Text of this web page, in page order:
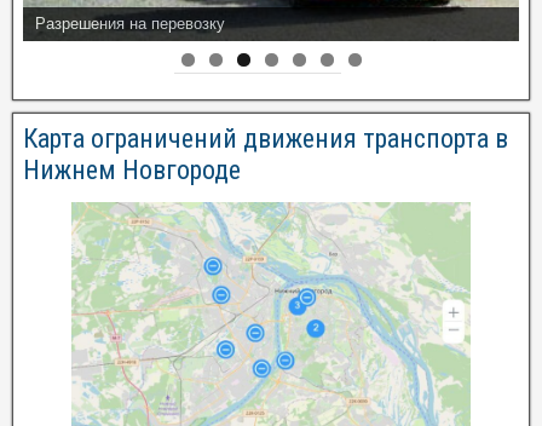
Разрешения на перевозку
Карта ограничений движения транспорта в
Нижнем Новгороде